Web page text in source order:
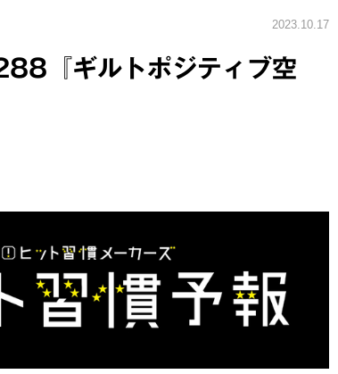
2023.10.17
『ギルトポジティブ空